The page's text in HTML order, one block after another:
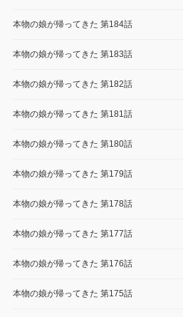
本物の娘が帰ってきた 第184話
本物の娘が帰ってきた 第183話
本物の娘が帰ってきた 第182話
本物の娘が帰ってきた 第181話
本物の娘が帰ってきた 第180話
本物の娘が帰ってきた 第179話
本物の娘が帰ってきた 第178話
本物の娘が帰ってきた 第177話
本物の娘が帰ってきた 第176話
本物の娘が帰ってきた 第175話